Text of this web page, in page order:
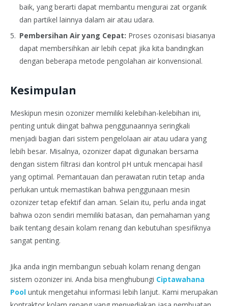
baik, yang berarti dapat membantu mengurai zat organik
dan partikel lainnya dalam air atau udara.
Pembersihan Air yang Cepat: Proses ozonisasi biasanya
dapat membersihkan air lebih cepat jika kita bandingkan
dengan beberapa metode pengolahan air konvensional.
Kesimpulan
Meskipun mesin ozonizer memiliki kelebihan-kelebihan ini,
penting untuk diingat bahwa penggunaannya seringkali
menjadi bagian dari sistem pengelolaan air atau udara yang
lebih besar. Misalnya, ozonizer dapat digunakan bersama
dengan sistem filtrasi dan kontrol pH untuk mencapai hasil
yang optimal. Pemantauan dan perawatan rutin tetap anda
perlukan untuk memastikan bahwa penggunaan mesin
ozonizer tetap efektif dan aman. Selain itu, perlu anda ingat
bahwa ozon sendiri memiliki batasan, dan pemahaman yang
baik tentang desain kolam renang dan kebutuhan spesifiknya
sangat penting.
Jika anda ingin membangun sebuah kolam renang dengan
sistem ozonizer ini. Anda bisa menghubungi Ciptawahana
Pool untuk mengetahui informasi lebih lanjut. Kami merupakan